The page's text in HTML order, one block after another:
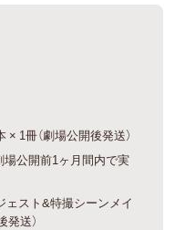
1冊（劇場公開後発送）
場公開前1ヶ月間内で実
スト&特撮シーンメイ
送）